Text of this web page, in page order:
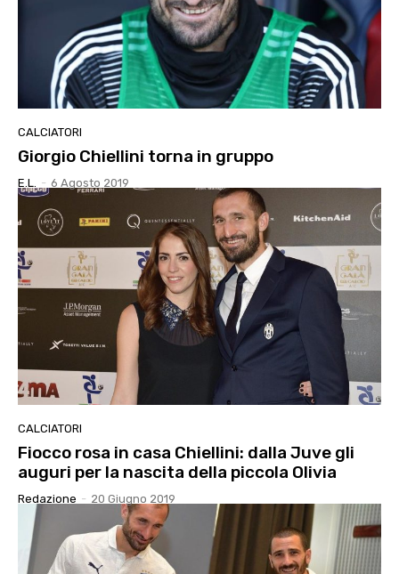
CALCIATORI
Giorgio Chiellini torna in gruppo
E.l. - 6 Agosto 2019
CALCIATORI
Fiocco rosa in casa Chiellini: dalla Juve gli
auguri per la nascita della piccola Olivia
Redazione - 20 Giugno 2019